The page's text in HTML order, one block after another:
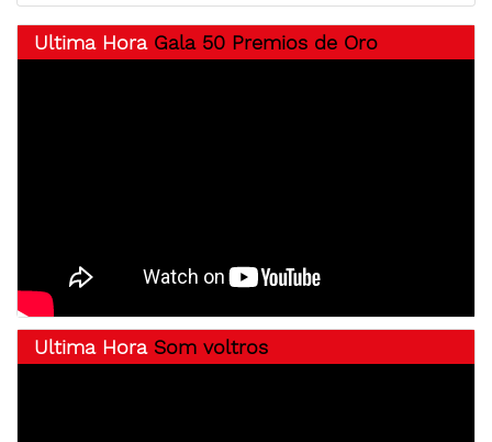
Ultima Hora Gala 50 Premios de Oro
Ultima Hora Som voltros